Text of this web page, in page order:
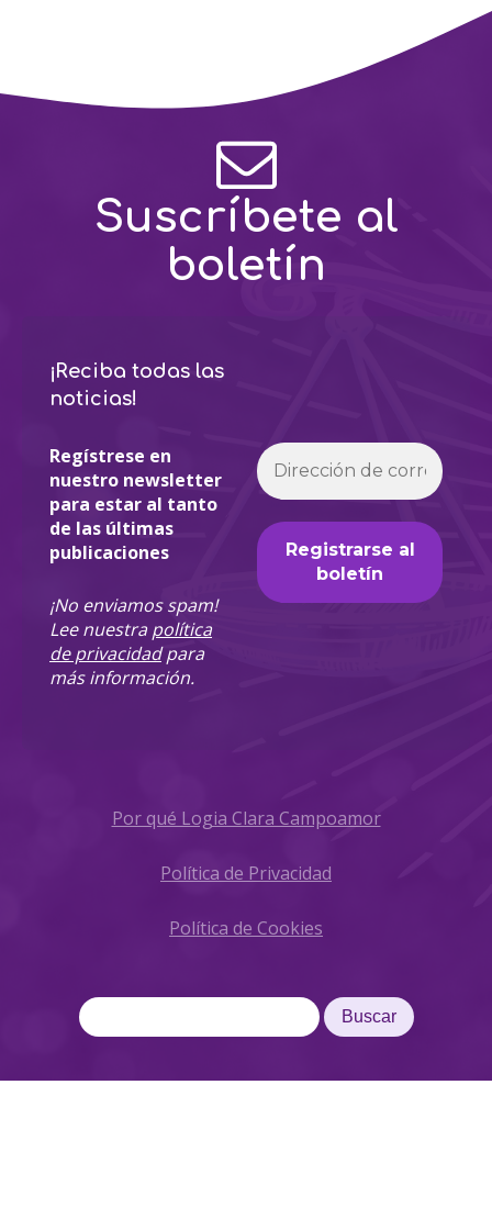
Suscríbete al
boletín
¡Reciba todas las
noticias!
Regístrese en
nuestro newsletter
para estar al tanto
de las últimas
publicaciones
¡No enviamos spam!
Lee nuestrapolítica
de privacidadpara
más información.
Por qué Logia Clara Campoamor
Política de Privacidad
Política de Cookies